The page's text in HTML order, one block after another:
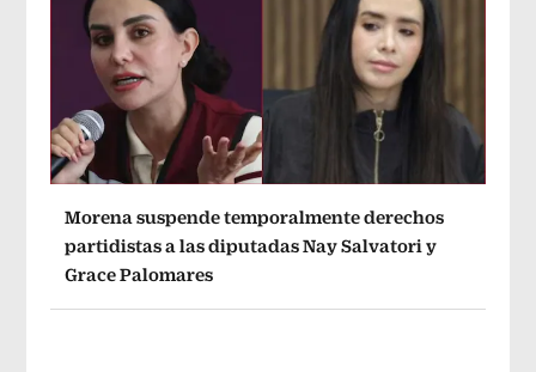
Morena suspende temporalmente derechos
partidistas a las diputadas Nay Salvatori y
Grace Palomares